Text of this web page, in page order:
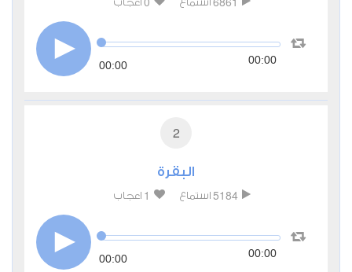
00:00 00:00
2
البقرة
5184 استماع 1 اعجاب
00:00 00:00